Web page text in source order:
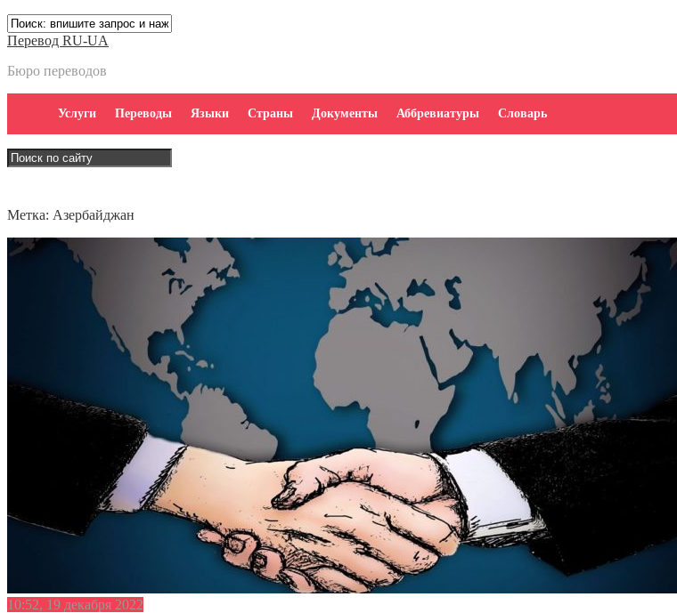
Перевод RU-UA
Бюро переводов
Услуги Переводы Языки Страны Документы Аббревиатуры Словарь
Метка: Азербайджан
10:52, 19 декабря 2022